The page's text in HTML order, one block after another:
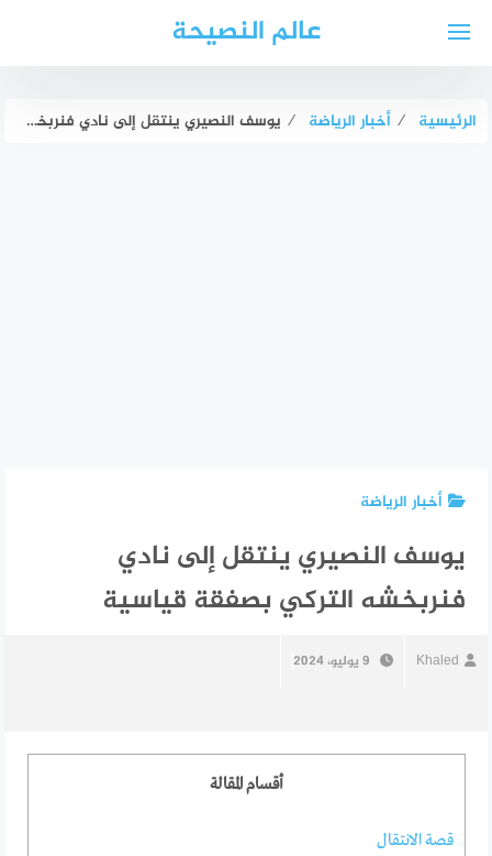
عالم النصيحة
الرئيسية ⁄ أخبار الرياضة ⁄ يوسف النصيري ينتقل إلى نادي فنربخشه التركي بصفقة قياسية
أخبار الرياضة
يوسف النصيري ينتقل إلى نادي
فنربخشه التركي بصفقة قياسية
Khaled 9 يوليو، 2024
أقسام المقالة
قصة الانتقال